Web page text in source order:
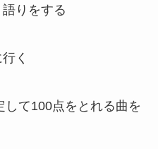
りをする
く
て100点をとれる曲を